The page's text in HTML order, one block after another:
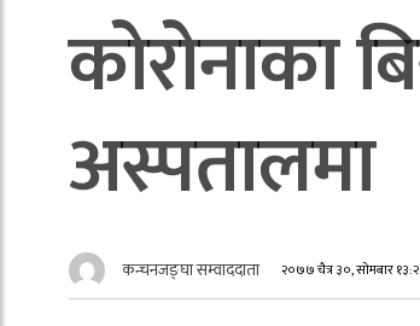
कोरोनाका
अस्पतालमा
कन्चनजङ्घा सम्वाददाता २०७७ चैत्र ३०, सोमबार